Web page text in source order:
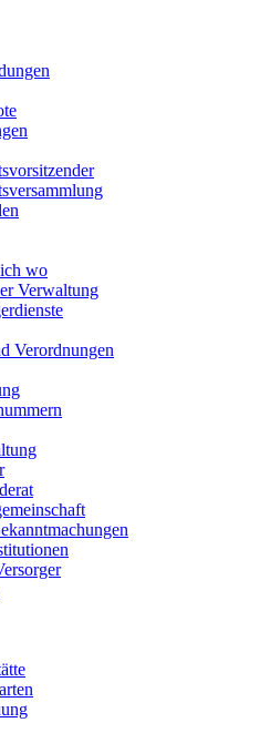
wo
Verwaltung
Verordnungen